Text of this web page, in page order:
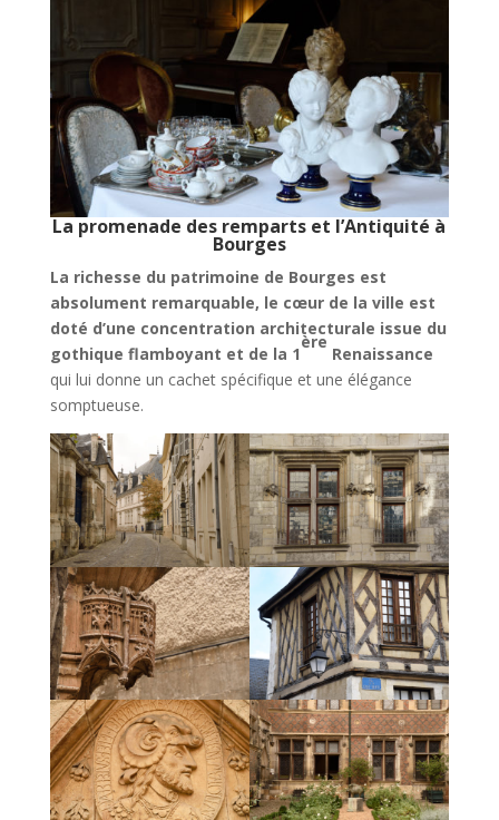
La promenade des remparts et l’Antiquité à
Bourges
La richesse du patrimoine de Bourges est
absolument remarquable, le cœur de la ville est
doté d’une concentration architecturale issue du
gothique flamboyant et de la 1
ère
Renaissance
qui lui donne un cachet spécifique et une élégance
somptueuse.